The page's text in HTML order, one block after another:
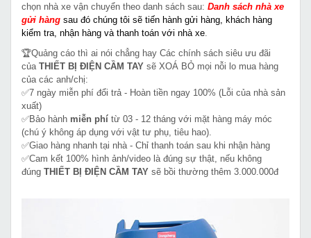
chọn nhà xe vận chuyển theo danh sách sau: Danh sách nhà xe
gửi hàng sau đó chúng tôi sẽ tiến hành gửi hàng, khách hàng
kiểm tra, nhận hàng và thanh toán với nhà xe
🏆Quảng cáo thì ai nói chẳng hay Các chính sách siêu ưu đãi
của THIẾT BỊ ĐIỆN CẦM TAY sẽ XOÁ BỎ mọi nỗi lo mua hàng
của các anh/chị:
✅7 ngày miễn phí đổi trả - Hoàn tiền ngay 100% (Lỗi của nhà sản
xuất)
✅Bảo hành miễn phí từ 03 - 12 tháng với mặt hàng máy móc
(chú ý không áp dụng với vật tư phụ, tiêu hao).
✅Giao hàng nhanh tại nhà - Chỉ thanh toán sau khi nhận hàng
✅Cam kết 100% hình ảnh/video là đúng sự thật, nếu không
đúng THIẾT BỊ ĐIỆN CẦM TAY sẽ bồi thường thêm 3.000.000đ